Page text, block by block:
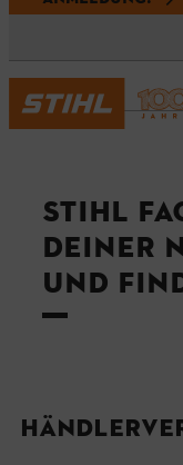
STIHL
DEINER
UND